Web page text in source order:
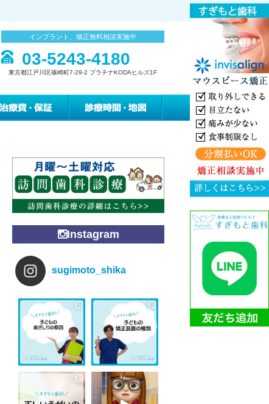
インプラント、矯正無料相談実施中
03-5243-4180
東京都江戸川区篠崎町7-29-2 プラチナKODAヒルズ1F
診療時間・地図
Instagram
sugimoto_shika